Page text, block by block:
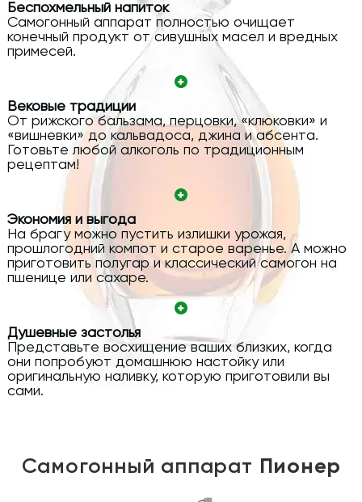
Беспохмельный напиток
Самогонный аппарат полностью очищает
конечный продукт от сивушных масел и вредных
примесей.
Вековые традиции
От рижского бальзама, перцовки, «клюковки» и
«вишневки» до кальвадоса, джина и абсента.
Готовьте любой алкоголь по традиционным
рецептам!
Экономия и выгода
На брагу можно пустить излишки урожая,
прошлогодний компот и старое варенье. А можно
приготовить полугар и классический самогон на
пшенице или сахаре.
Душевные застолья
Представьте восхищение ваших близких, когда
они попробуют домашнюю настойку или
оригинальную наливку, которую приготовили вы
сами.
Самогонный аппарат Пионер